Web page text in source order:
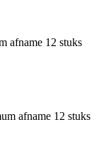
afname 12 stuks
afname 12 stuks